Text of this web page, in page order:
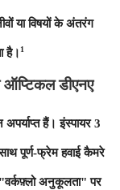
या विषयों के अंतरंग
है। 1
ऑप्टिकल डीएनए
हैं। इंस्पायर 3
पूर्ण-फ्रेम हवाई कैमरे
अनुकूलता" पर